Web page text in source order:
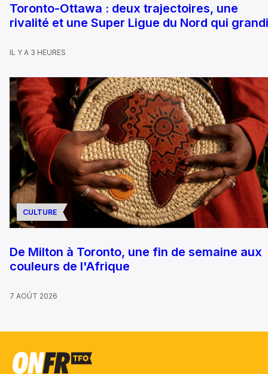
Toronto-Ottawa : deux trajectoires, une
rivalité et une Super Ligue du Nord qui
IL Y A 3 HEURES
CULTURE
De Milton à Toronto, une fin de semaine aux
couleurs de l'Afrique
7 AOÛT 2026